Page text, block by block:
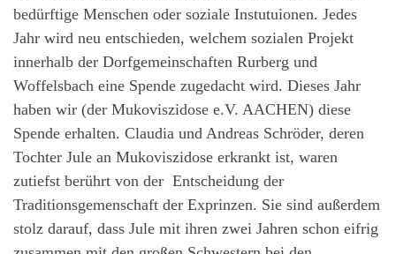
bedürftige Menschen oder soziale Instutuionen. Jedes
Jahr wird neu entschieden, welchem sozialen Projekt
innerhalb der Dorfgemeinschaften Rurberg und
Woffelsbach eine Spende zugedacht wird. Dieses Jahr
haben wir (der Mukoviszidose e.V. AACHEN) diese
Spende erhalten. Claudia und Andreas Schröder, deren
Tochter Jule an Mukoviszidose erkrankt ist, waren
zutiefst berührt von der Entscheidung der
Traditionsgemenschaft der Exprinzen. Sie sind außerdem
stolz darauf, dass Jule mit ihren zwei Jahren schon eifrig